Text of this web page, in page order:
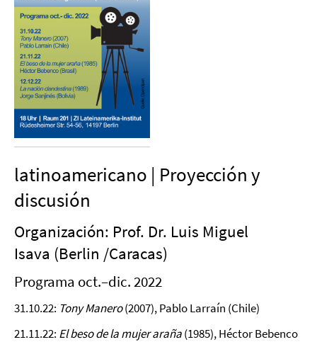
latinoamericano | Proyección y
discusión
Organización: Prof. Dr. Luis Miguel
Isava (Berlin /Caracas)
Programa oct.–dic. 2022
31.10.22: Tony Manero(2007), Pablo Larraín (Chile)
21.11.22: El beso de la mujer araña(1985), Héctor Bebenco